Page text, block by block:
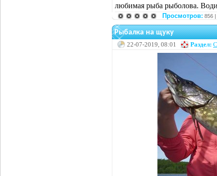
любимая рыба рыболова.
Просмотров: 856 |
Рыбалка на щуку
22-07-2019, 08:01 Раздел: